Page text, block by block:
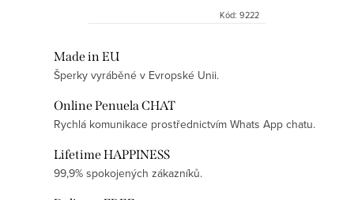
Kód: 9222
Ovládací prvky výpisu
Made in EU
Šperky vyráběné v Evropské Unii.
Online Penuela CHAT
Rychlá komunikace prostřednictvím Whats App chatu.
Lifetime HAPPINESS
99,9% spokojených zákazníků.